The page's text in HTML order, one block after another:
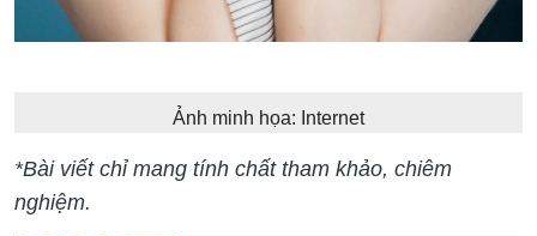
Ảnh minh họa: Internet
*Bài viết chỉ mang tính chất tham khảo, chiêm
nghiệm.